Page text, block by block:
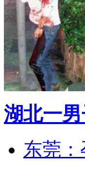
湖北一
东莞